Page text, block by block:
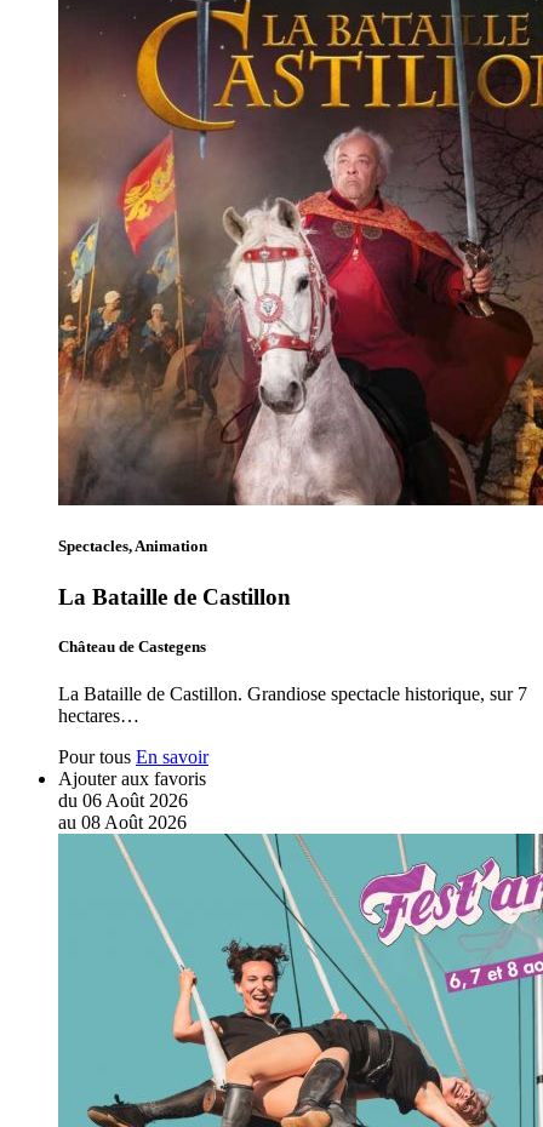
Spectacles, Animation
La Bataille de Castillon
Château de Castegens
La Bataille de Castillon. Grandiose spectacle historique, sur 7
hectares…
Pour tous En savoir
Ajouter aux favoris
du 06 Août 2026
au 08 Août 2026